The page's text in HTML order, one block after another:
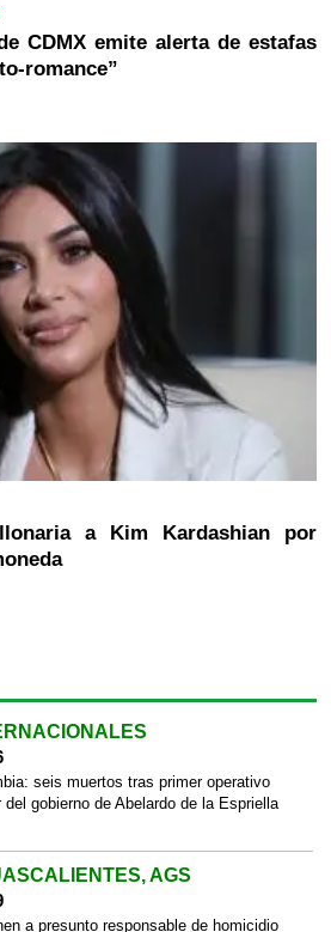
CDMX emite alerta de estafas
romance”
a Kim Kardashian por
seis muertos tras primer operativo
del gobierno de Abelardo de la Espriella
AGS
a presunto responsable de homicidio